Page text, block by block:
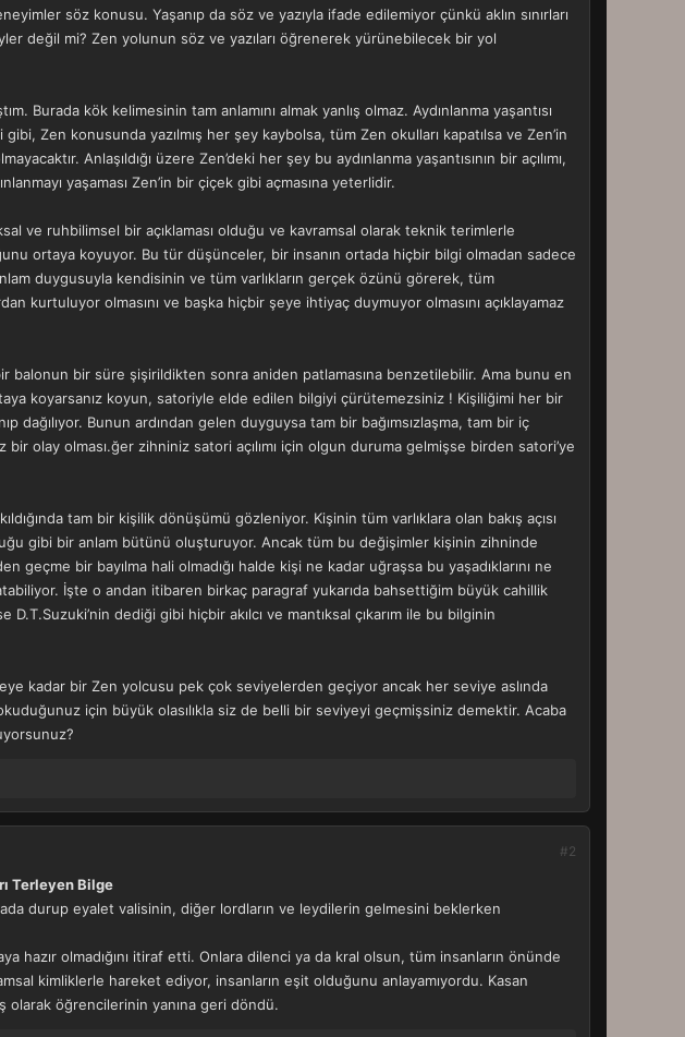
söz konusu. Yaşanıp da söz ve yazıyla ifade edilemiyor çünkü aklın sınırları
değil mi? Zen yolunun söz ve yazıları öğrenerek yürünebilecek bir yol
Burada kök kelimesinin tam anlamını almak yanlış olmaz. Aydınlanma yaşantısı
Zen konusunda yazılmış her şey kaybolsa, tüm Zen okulları kapatılsa ve Zen’in
Anlaşıldığı üzere Zen’deki her şey bu aydınlanma yaşantısının bir açılımı,
yaşaması Zen’in bir çiçek gibi açmasına yeterlidir.
ve ruhbilimsel bir açıklaması olduğu ve kavramsal olarak teknik terimlerle
ortaya koyuyor. Bu tür düşünceler, bir insanın ortada hiçbir bilgi olmadan sadece
duygusuyla kendisinin ve tüm varlıkların gerçek özünü görerek, tüm
kurtuluyor olmasını ve başka hiçbir şeye ihtiyaç duymuyor olmasını açıklayamaz
balonun bir süre şişirildikten sonra aniden patlamasına benzetilebilir. Ama bunu en
koyarsanız koyun, satoriyle elde edilen bilgiyi çürütemezsiniz ! Kişiliğimi her bir
dağılıyor. Bunun ardından gelen duyguysa tam bir bağımsızlaşma, tam bir iç
olay olması.ğer zihniniz satori açılımı için olgun duruma gelmişse birden satori’ye
tam bir kişilik dönüşümü gözleniyor. Kişinin tüm varlıklara olan bakış açısı
gibi bir anlam bütünü oluşturuyor. Ancak tüm bu değişimler kişinin zihninde
geçme bir bayılma hali olmadığı halde kişi ne kadar uğraşsa bu yaşadıklarını ne
İşte o andan itibaren birkaç paragraf yukarıda bahsettiğim büyük cahillik
dediği gibi hiçbir akılcı ve mantıksal çıkarım ile bu bilginin
kadar bir Zen yolcusu pek çok seviyelerden geçiyor ancak her seviye aslında
için büyük olasılıkla siz de belli bir seviyeyi geçmişsiniz demektir. Acaba
#2
Terleyen Bilge
durup eyalet valisinin, diğer lordların ve leydilerin gelmesini beklerken
olmadığını itiraf etti. Onlara dilenci ya da kral olsun, tüm insanların önünde
kimliklerle hareket ediyor, insanların eşit olduğunu anlayamıyordu. Kasan
olarak öğrencilerinin yanına geri döndü.